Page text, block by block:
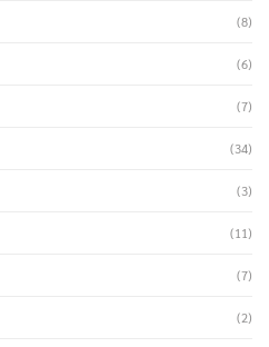
(8)
(6)
(7)
(34)
(3)
(11)
(7)
(2)